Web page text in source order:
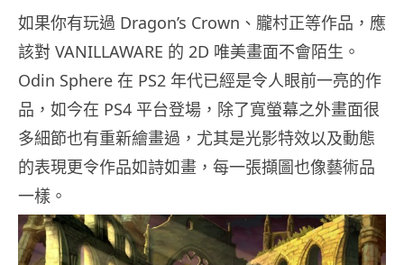
如果你有玩過 Dragon’s Crown、朧村正等作品，應
該對 VANILLAWARE 的 2D 唯美畫面不會陌生。
Odin Sphere 在 PS2 年代已經是令人眼前一亮的作
品，如今在 PS4 平台登場，除了寬螢幕之外畫面很
多細節也有重新繪畫過，尤其是光影特效以及動態
的表現更令作品如詩如畫，每一張擷圖也像藝術品
一樣。